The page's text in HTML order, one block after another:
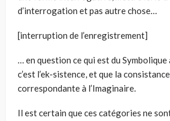
d’interrogation et pas autre chose…
[interruption de l’enregistrement]
… en question ce qui est du Symbolique
c’est l’ek-sistence, et que la
correspondante à l’Imaginaire.
Il est certain que ces catégories ne